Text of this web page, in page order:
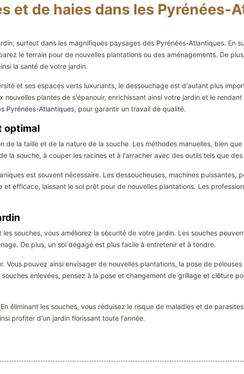
et de haies dans les Pyrénées-
surtout dans les magnifiques paysages des Pyrénées-Atlantiques. En
le terrain pour de nouvelles plantations ou des aménagements. De
la santé de votre jardin.
et ses espaces verts luxuriants, le dessouchage est d'autant plus
plantes de s'épanouir, enrichissant ainsi votre jardin et le
Pyrénées-Atlantiques, pour garantir un travail de qualité.
optimal
la taille et de la nature de la souche. Les méthodes manuelles, bien
la souche, à couper les racines et à l'arracher avec des outils tels que
est souvent nécessaire. Les dessoucheuses, machines puissantes,
efficace, laissant le sol prêt pour de nouvelles plantations. Les
souches, vous améliorez la sécurité de votre jardin. Les souches
De plus, un sol dégagé est plus facile à entretenir et à tondre.
pouvez ainsi envisager de nouvelles plantations, la pose de
enlevées, pensez à la pose et changement de grillage et clôture
éliminant les souches, vous réduisez le risque de maladies et de
profiter d'un jardin florissant toute l'année.